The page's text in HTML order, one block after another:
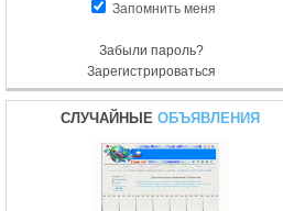
Запомнить меня
Забыли пароль?
Зарегистрироваться
СЛУЧАЙНЫЕОБЪЯВЛЕНИЯ